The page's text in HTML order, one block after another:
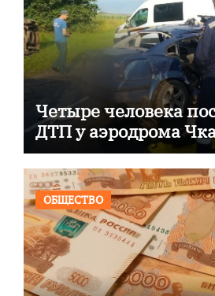
Четыре человека
ДТП у аэродрома
ОБЩЕСТВО